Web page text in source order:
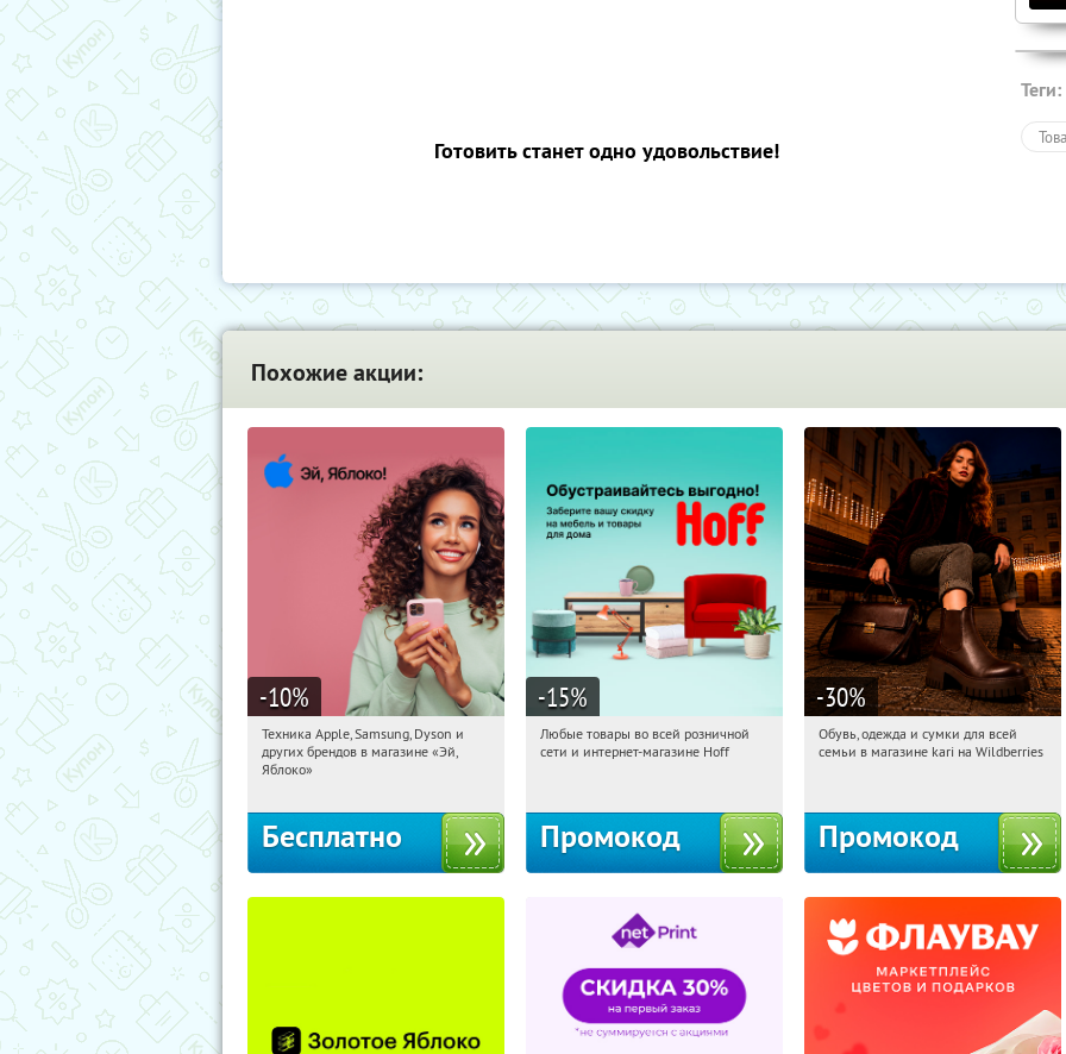
Готовить станет одно удовольствие!
Теги:
Похожие акции:
-10%
13:19:03
Получи первым!
Багратионовская
Техника Apple, Samsung, Dyson и
других брендов в магазине «Эй,
Яблоко»
Бесплатно
-15%
13:19:03 Получили:
Любые товары во всей розничной
сети и интернет-магазине Hoff
Промокод
-30%
13:19:03 Получили:
Обувь, одежда и сумки для всей
семьи в магазине kari на Wildberries
Промокод